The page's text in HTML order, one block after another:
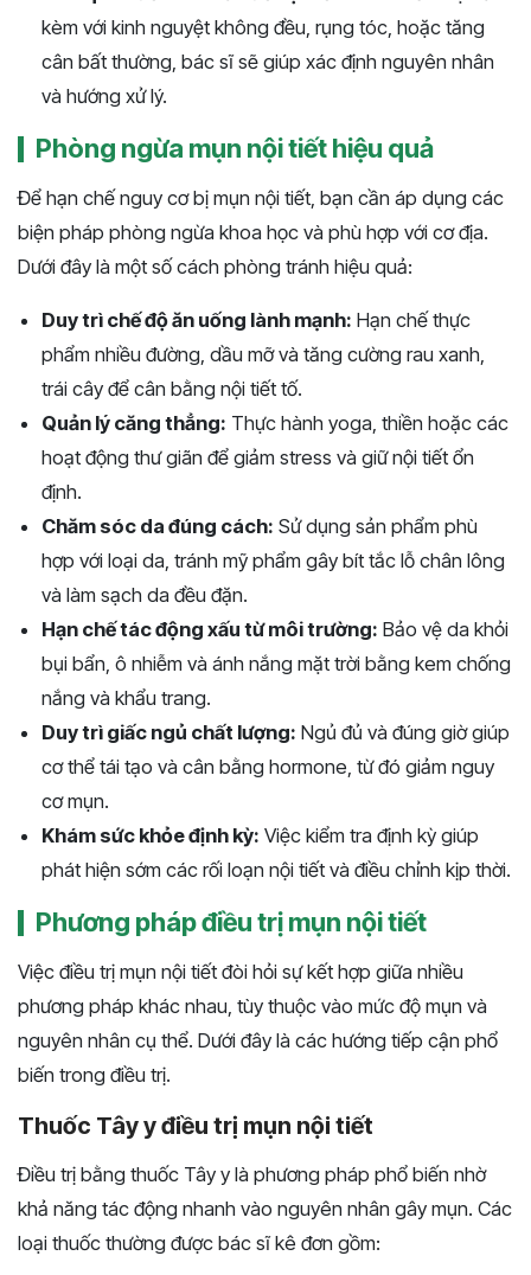
kèm với kinh nguyệt không đều, rụng tóc, hoặc tăng
cân bất thường, bác sĩ sẽ giúp xác định nguyên nhân
và hướng xử lý.
Phòng ngừa mụn nội tiết hiệu quả
Để hạn chế nguy cơ bị mụn nội tiết, bạn cần áp dụng các
biện pháp phòng ngừa khoa học và phù hợp với cơ địa.
Dưới đây là một số cách phòng tránh hiệu quả:
Duy trì chế độ ăn uống lành mạnh: Hạn chế thực
phẩm nhiều đường, dầu mỡ và tăng cường rau xanh,
trái cây để cân bằng nội tiết tố.
Quản lý căng thẳng: Thực hành yoga, thiền hoặc các
hoạt động thư giãn để giảm stress và giữ nội tiết ổn
định.
Chăm sóc da đúng cách: Sử dụng sản phẩm phù
hợp với loại da, tránh mỹ phẩm gây bít tắc lỗ chân lông
và làm sạch da đều đặn.
Hạn chế tác động xấu từ môi trường: Bảo vệ da khỏi
bụi bẩn, ô nhiễm và ánh nắng mặt trời bằng kem chống
nắng và khẩu trang.
Duy trì giấc ngủ chất lượng: Ngủ đủ và đúng giờ giúp
cơ thể tái tạo và cân bằng hormone, từ đó giảm nguy
cơ mụn.
Khám sức khỏe định kỳ: Việc kiểm tra định kỳ giúp
phát hiện sớm các rối loạn nội tiết và điều chỉnh kịp thời.
Phương pháp điều trị mụn nội tiết
Việc điều trị mụn nội tiết đòi hỏi sự kết hợp giữa nhiều
phương pháp khác nhau, tùy thuộc vào mức độ mụn và
nguyên nhân cụ thể. Dưới đây là các hướng tiếp cận phổ
biến trong điều trị.
Thuốc Tây y điều trị mụn nội tiết
Điều trị bằng thuốc Tây y là phương pháp phổ biến nhờ
khả năng tác động nhanh vào nguyên nhân gây mụn. Các
loại thuốc thường được bác sĩ kê đơn gồm: